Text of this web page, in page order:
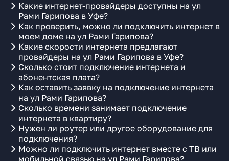
Какие интернет-провайдеры доступны на ул
Рами Гарипова в Уфе?
Как проверить, можно ли подключить интернет в
моем доме на ул Рами Гарипова?
Какие скорости интернета предлагают
провайдеры на ул Рами Гарипова в Уфе?
Сколько стоит подключение интернета и
абонентская плата?
Как оставить заявку на подключение интернета
на ул Рами Гарипова?
Сколько времени занимает подключение
интернета в квартиру?
Нужен ли роутер или другое оборудование для
подключения?
Можно ли подключить интернет вместе с ТВ или
мобильной связью на ул Рами Гарипова?